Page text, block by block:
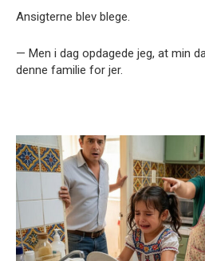
Ansigterne blev blege.
— Men i dag opdagede jeg, at min
denne familie for jer.